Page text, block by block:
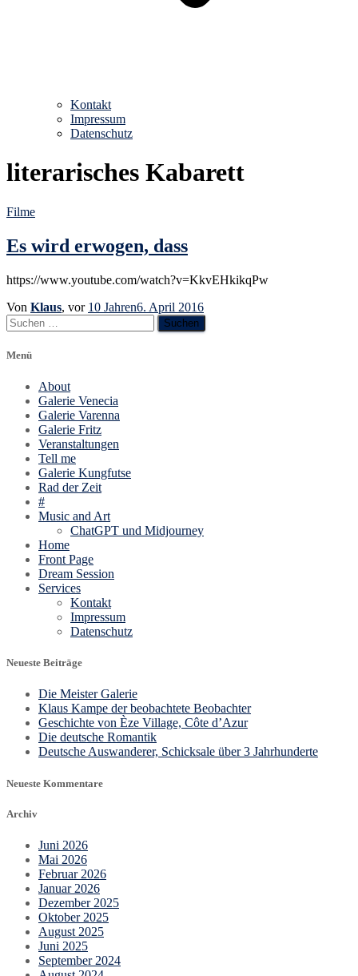
Kontakt
Impressum
Datenschutz
literarisches Kabarett
Filme
Es wird erwogen, dass
https://www.youtube.com/watch?v=KkvEHkikqPw
Von Klaus, vor 10 Jahren6. April 2016
Suchen
nach:
Menü
About
Galerie Venecia
Galerie Varenna
Galerie Fritz
Veranstaltungen
Tell me
Galerie Kungfutse
Rad der Zeit
#
Music and Art
ChatGPT und Midjourney
Home
Front Page
Dream Session
Services
Kontakt
Impressum
Datenschutz
Neueste Beiträge
Die Meister Galerie
Klaus Kampe der beobachtete Beobachter
Geschichte von Èze Village, Côte d’Azur
Die deutsche Romantik
Deutsche Auswanderer, Schicksale über 3 Jahrhunderte
Neueste Kommentare
Archiv
Juni 2026
Mai 2026
Februar 2026
Januar 2026
Dezember 2025
Oktober 2025
August 2025
Juni 2025
September 2024